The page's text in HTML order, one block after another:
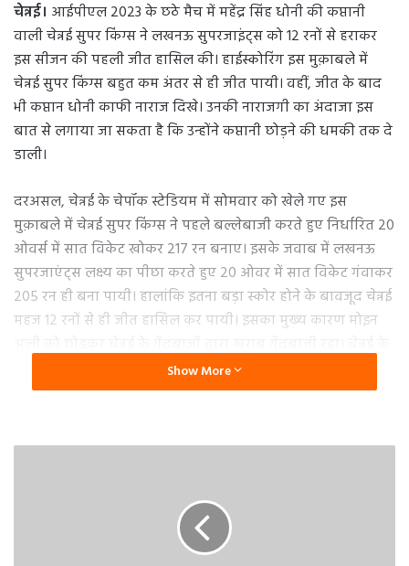
चेन्नई। आईपीएल 2023 के छठे मैच में महेंद्र सिंह धोनी की कप्तानी
वाली चेन्नई सुपर किंग्स ने लखनऊ सुपरजाइंट्स को 12 रनों से हराकर
इस सीजन की पहली जीत हासिल की। हाईस्कोरिंग इस मुक़ाबले में
चेन्नई सुपर किंग्स बहुत कम अंतर से ही जीत पायी। वहीं, जीत के बाद
भी कप्तान धोनी काफी नाराज दिखे। उनकी नाराजगी का अंदाजा इस
बात से लगाया जा सकता है कि उन्होंने कप्तानी छोड़ने की धमकी तक दे
डाली।
दरअसल, चेन्नई के चेपॉक स्टेडियम में सोमवार को खेले गए इस
मुक़ाबले में चेन्नई सुपर किंग्स ने पहले बल्लेबाजी करते हुए निर्धारित 20
ओवर्स में सात विकेट खोकर 217 रन बनाए। इसके जवाब में लखनऊ
सुपरजाएंट्स लक्ष्य का पीछा करते हुए 20 ओवर में सात विकेट गंवाकर
205 रन ही बना पायी। हालांकि इतना बड़ा स्कोर होने के बावजूद चेन्नई
महज 12 रनों से ही जीत हासिल कर पायी। इसका मुख्य कारण मोइन
तेज गेंदबाजों ने काफी रन लुटाए। इनमें नो बॉल-वाइड का भी काफी
योगदान रहा। चेन्नई के गेंदबाजों ने 13 वाइड और तीन नो बॉल फेंकीं।
देशपांडे ने फेंकीं। इन अतिरिक्त रनों से नाराज धोनी ने कप्तानी छोड़ने की
पोस्ट मैच शो में चेन्नई सुपर किंग्स के कप्तान धोनी ने कहा, ‘शानदार हाई
स्कोरिंग मैच था। हम सभी सोच रहे थे कि विकेट कैसा होगा। यह इस
मैदान पर एकदम सही पहला मैच था। मैंने सोचा कि पिच बहुत धीमी
Show More